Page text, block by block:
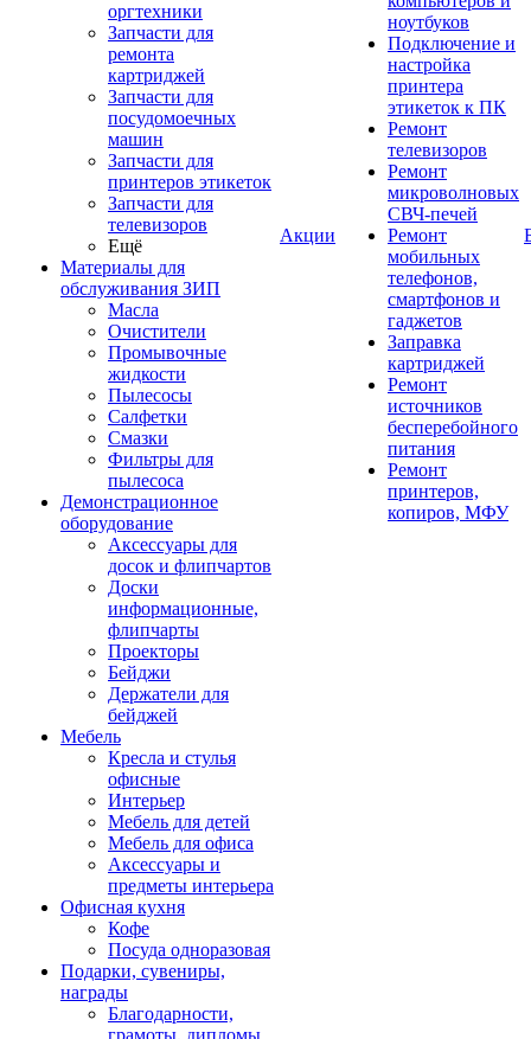
оргтехники
Запчасти для
ремонта
картриджей
Запчасти для
посудомоечных
машин
Запчасти для
принтеров этикеток
Запчасти для
телевизоров
Ещё
Материалы для
обслуживания ЗИП
Масла
Очистители
Промывочные
жидкости
Пылесосы
Салфетки
Смазки
Фильтры для
пылесоса
Демонстрационное
оборудование
Аксессуары для
досок и флипчартов
Доски
информационные,
флипчарты
Проекторы
Бейджи
Держатели для
бейджей
Мебель
Кресла и стулья
офисные
Интерьер
Мебель для детей
Мебель для офиса
Аксессуары и
предметы интерьера
Офисная кухня
Кофе
Посуда одноразовая
Подарки, сувениры,
награды
Благодарности,
грамоты, дипломы
Акции
ноутбуков
Подключение и
настройка
принтера
этикеток к ПК
Ремонт
телевизоров
Ремонт
микроволновых
СВЧ-печей
Ремонт
мобильных
телефонов,
смартфонов и
гаджетов
Заправка
картриджей
Ремонт
источников
бесперебойного
питания
Ремонт
принтеров,
копиров, МФУ